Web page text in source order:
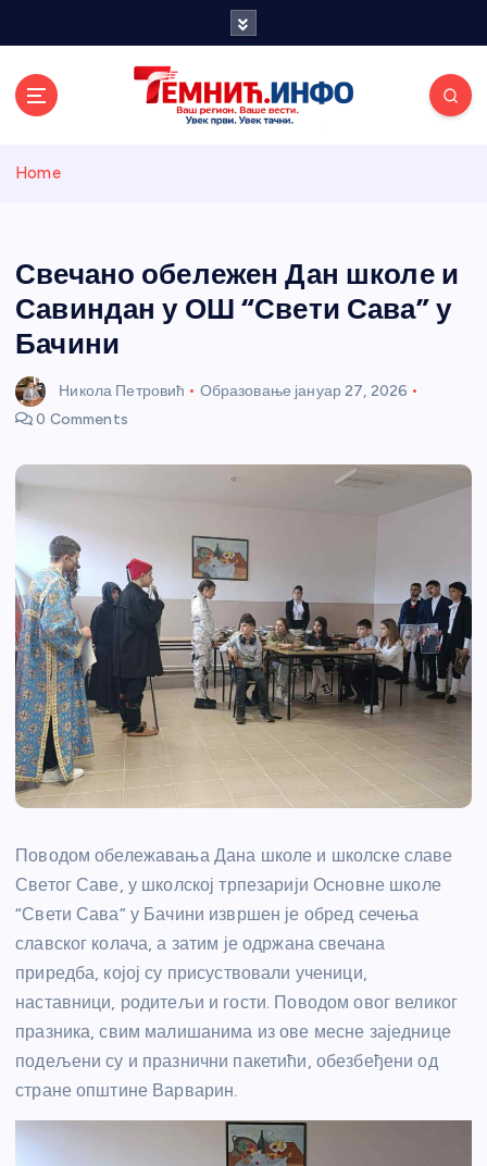
и портал
Home
Свечано обележен Дан школе и
Савиндан у ОШ “Свети Сава” у
Бачини
Никола Петровић Образовање јануар 27, 2026
0 Comments
Поводом обележавања Дана школе и школске славе
Светог Саве, у школској трпезарији Основне школе
“Свети Сава” у Бачини извршен је обред сечења
славског колача, а затим је одржана свечана
приредба, којој су присуствовали ученици,
наставници, родитељи и гости. Поводом овог великог
празника, свим малишанима из ове месне заједнице
подељени су и празнични пакетићи, обезбеђени од
стране општине Варварин.